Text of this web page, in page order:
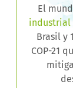
El
industrial
Brasil y
COP-21